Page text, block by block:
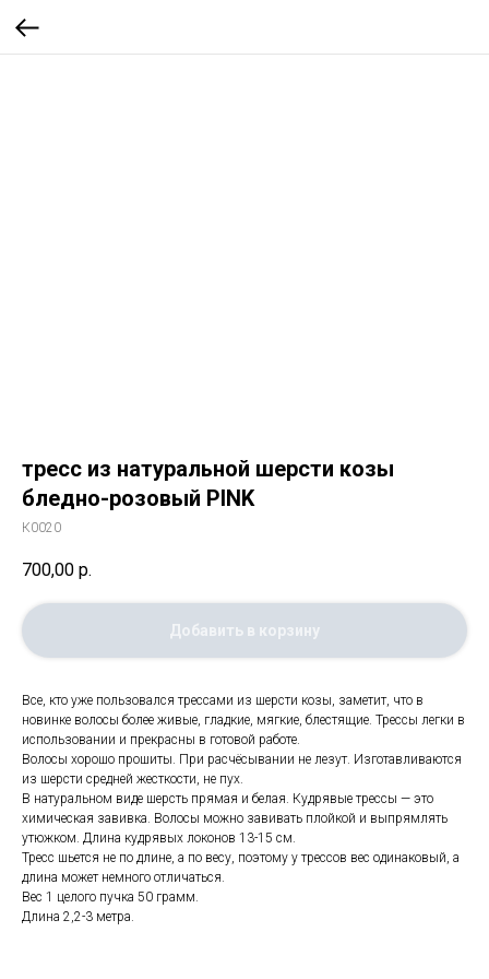
тресс из натуральной шерсти козы
бледно-розовый PINK
К0020
700,00 р.
Добавить в корзину
Все, кто уже пользовался трессами из шерсти козы, заметит, что в
новинке волосы более живые, гладкие, мягкие, блестящие. Трессы легки в
использовании и прекрасны в готовой работе.
Волосы хорошо прошиты. При расчёсывании не лезут. Изготавливаются
из шерсти средней жесткости, не пух.
В натуральном виде шерсть прямая и белая. Кудрявые трессы — это
химическая завивка. Волосы можно завивать плойкой и выпрямлять
утюжком. Длина кудрявых локонов 13-15 см.
Тресс шьется не по длине, а по весу, поэтому у трессов вес одинаковый, а
длина может немного отличаться.
Вес 1 целого пучка 50 грамм.
Длина 2,2-3 метра.